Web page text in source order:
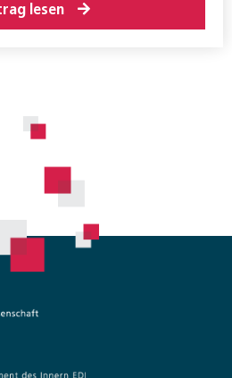
lesen